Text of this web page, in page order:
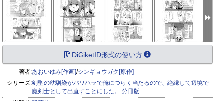
DiGiketID形式の使い方
著者:あおいゆみ[作画]/シンギョウガク[原作]
シリーズ:剣聖の幼馴染がパワハラで俺につらく当たるので、絶縁して辺境で
魔剣士として出直すことにした。 分冊版